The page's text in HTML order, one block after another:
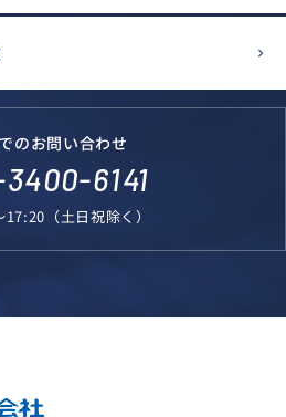
のお問い合わせ
6141
（土日祝除く）